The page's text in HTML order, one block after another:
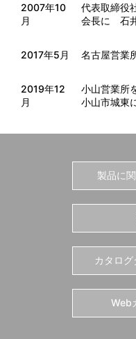
2007年10
月
代表取締
会長に 石
2017年5月 名古屋営業
2019年12
月
小山営業所
小山市城東
製品に
カタロ
Web